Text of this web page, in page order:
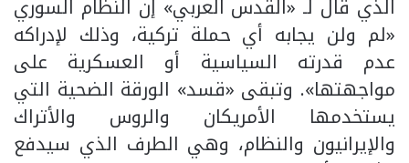
الذي قال لـ «القدس العربي» إن النظام السوري
«لم ولن يجابه أي حملة تركية، وذلك لإدراكه
عدم قدرته السياسية أو العسكرية على
مواجهتها». وتبقى «قسد» الورقة الضحية التي
يستخدمها الأمريكان والروس والأتراك
والإيرانيون والنظام، وهي الطرف الذي سيدفع